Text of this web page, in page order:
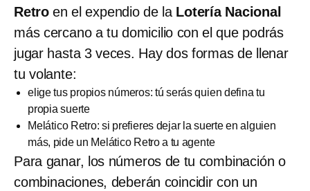
Retro en el expendio de la Lotería Nacional
más cercano a tu domicilio con el que podrás
jugar hasta 3 veces. Hay dos formas de llenar
tu volante:
elige tus propios números: tú serás quien defina tu
propia suerte
Melático Retro: si prefieres dejar la suerte en alguien
más, pide un Melático Retro a tu agente
Para ganar, los números de tu combinación o
combinaciones, deberán coincidir con un